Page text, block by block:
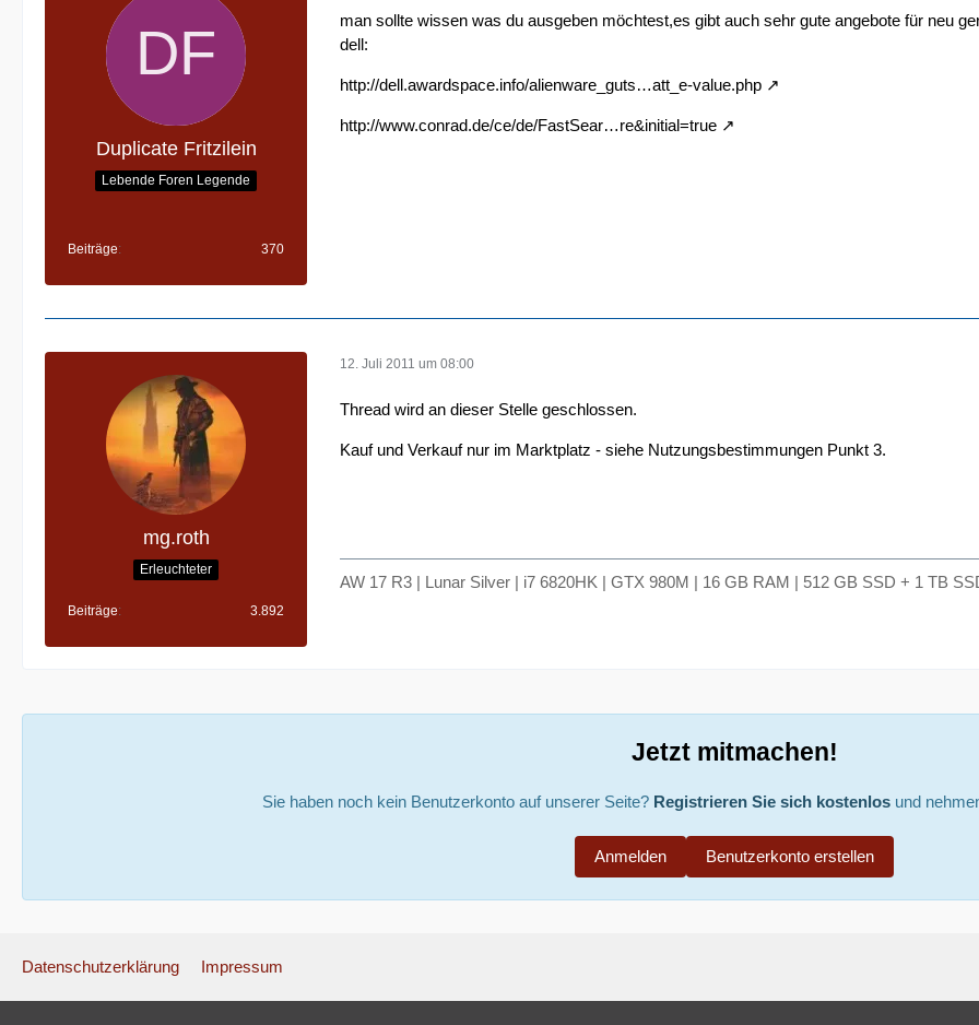
Duplicate Fritzilein
Lebende Foren Legende
Beiträge 370
man sollte wissen was du ausgeben möchtest,es gibt auch sehr gute angebote für neu
dell:
http://dell.awardspace.info/alienware_guts…att_e-value.php
http://www.conrad.de/ce/de/FastSear…re&initial=true
mg.roth
Erleuchteter
Beiträge 3.892
12. Juli 2011 um 08:00
Thread wird an dieser Stelle geschlossen.
Kauf und Verkauf nur im Marktplatz - siehe Nutzungsbestimmungen Punkt 3.
AW 17 R3 | Lunar Silver | i7 6820HK | GTX 980M | 16 GB RAM | 512 GB SSD + 1 TB
Jetzt mitmachen!
Sie haben noch kein Benutzerkonto auf unserer Seite? Registrieren Sie sich kostenlosund
Benutzerkonto erstellen
Anmelden
Datenschutzerklärung Impressum